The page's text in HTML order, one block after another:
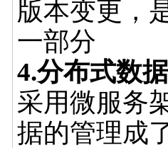
版本变更，
一部分
4.分布式数
采用微服务
据的管理成